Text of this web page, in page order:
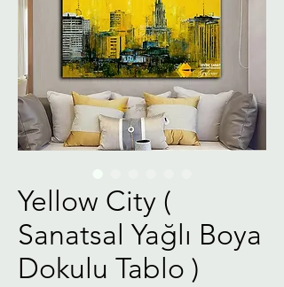
Yellow City (
Sanatsal Yağlı Boya
Dokulu Tablo )